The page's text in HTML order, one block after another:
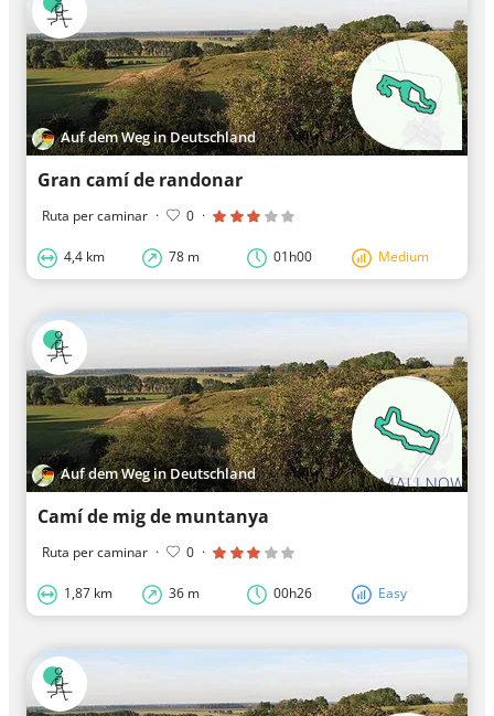
Auf dem Weg in Deutschland
Gran camí de randonar
Ruta per caminar · 0 ·
4,4 km 78 m 01h00 Medium
Auf dem Weg in Deutschland
Camí de mig de muntanya
Ruta per caminar · 0 ·
1,87 km 36 m 00h26 Easy